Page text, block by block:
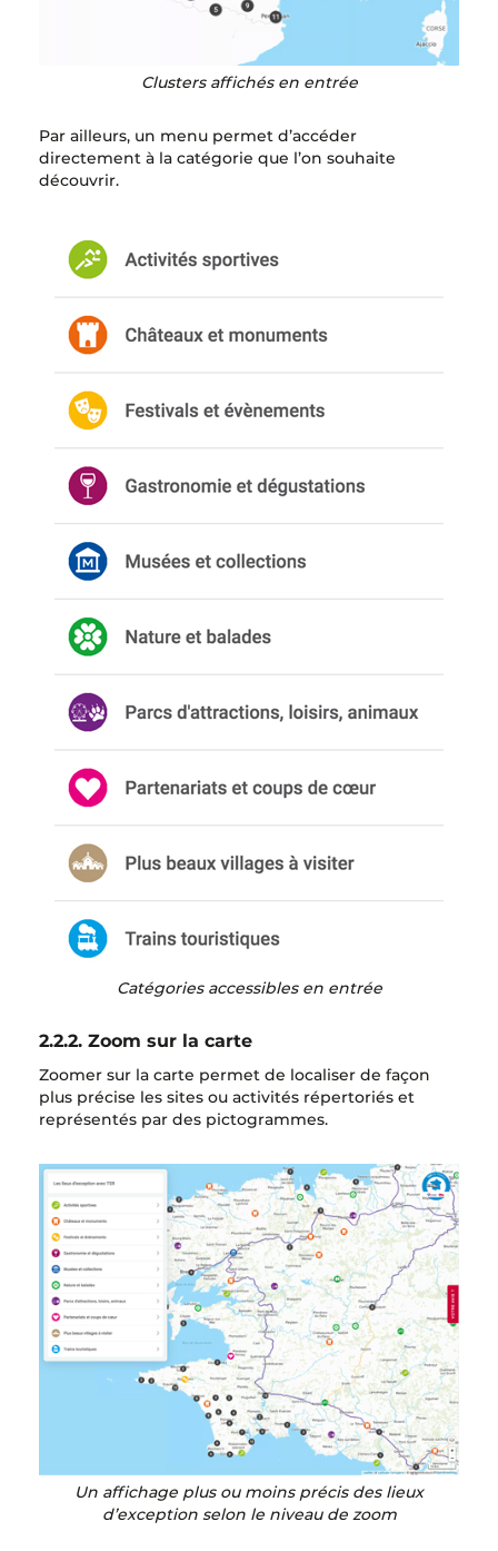
Clusters affichés en entrée
Par ailleurs, un menu permet d’accéder
directement à la catégorie que l’on souhaite
découvrir.
Catégories accessibles en entrée
2.2.2. Zoom sur la carte
Zoomer sur la carte permet de localiser de façon
plus précise les sites ou activités répertoriés et
représentés par des pictogrammes.
Un affichage plus ou moins précis des lieux
d’exception selon le niveau de zoom